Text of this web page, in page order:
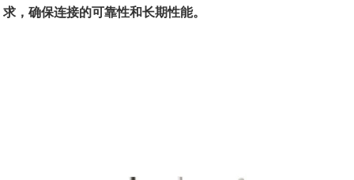
求，确保连接的可靠性和长期性能。